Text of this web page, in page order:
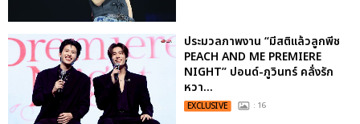
ประมวลภาพงาน “มีสติแล้วลูกพีช
PEACH AND ME PREMIERE
NIGHT” ปอนด์-ภูวินทร์ คลั่งรัก
หวา...
EXCLUSIVE : 16